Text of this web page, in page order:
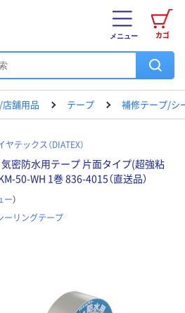
カゴ
メニュー
舗用品 テープ 補修テープ/シ
ヤテックス（DIATEX）
密防水用テープ 片面タイプ(超強粘
50-WH 1巻 836-4015（直送品）
ー）
ーリングテープ